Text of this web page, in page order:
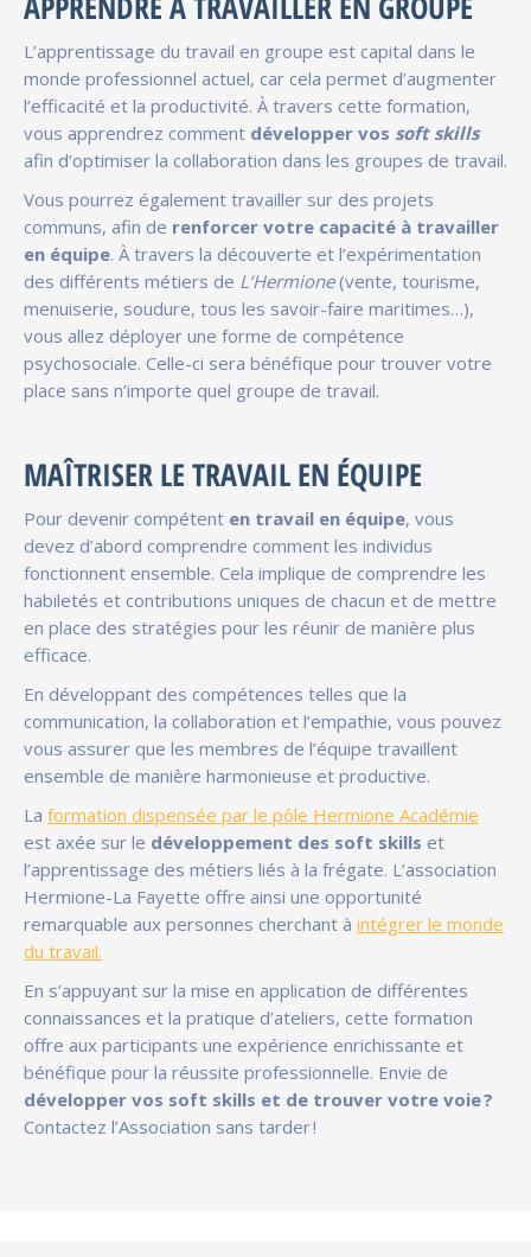
L’apprentissage du travail en groupe est capital dans le
monde professionnel actuel, car cela permet d’augmenter
l’efficacité et la productivité. À travers cette formation,
vous apprendrez comment développer vos soft skills
afin d’optimiser la collaboration dans les groupes de travail.
Vous pourrez également travailler sur des projets
communs, afin de renforcer votre capacité à travailler
en équipe. À travers la découverte et l’expérimentation
des différents métiers de L’Hermione(vente, tourisme,
menuiserie, soudure, tous les savoir-faire maritimes…),
vous allez déployer une forme de compétence
psychosociale. Celle-ci sera bénéfique pour trouver votre
place sans n’importe quel groupe de travail.
MAÎTRISER LE TRAVAIL EN ÉQUIPE
Pour devenir compétent en travail en équipe, vous
devez d’abord comprendre comment les individus
fonctionnent ensemble. Cela implique de comprendre les
habiletés et contributions uniques de chacun et de mettre
en place des stratégies pour les réunir de manière plus
efficace.
En développant des compétences telles que la
communication, la collaboration et l’empathie, vous pouvez
vous assurer que les membres de l’équipe travaillent
ensemble de manière harmonieuse et productive.
La formation dispensée par le pôle Hermione Académie
est axée sur le développement des soft skills et
l’apprentissage des métiers liés à la frégate. L’association
Hermione-La Fayette offre ainsi une opportunité
remarquable aux personnes cherchant à intégrer le monde
du travail.
En s’appuyant sur la mise en application de différentes
connaissances et la pratique d’ateliers, cette formation
offre aux participants une expérience enrichissante et
bénéfique pour la réussite professionnelle. Envie de
développer vos soft skills et de trouver votre voie ?
Contactez l’Association sans tarder !